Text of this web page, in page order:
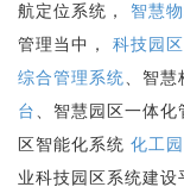
航定位系统， 智慧
管理当中， 科技园区
综合管理系统 、智
台
、智慧园区一体
区智能化系统 化工
业科技园区系统建设